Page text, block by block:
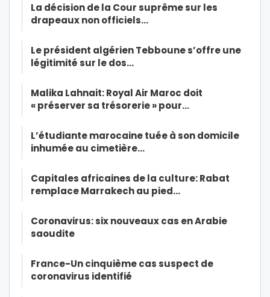
La décision de la Cour suprême sur les
drapeaux non officiels…
Le président algérien Tebboune s’offre une
légitimité sur le dos…
Malika Lahnait: Royal Air Maroc doit
« préserver sa trésorerie » pour…
L’étudiante marocaine tuée à son domicile
inhumée au cimetière…
Capitales africaines de la culture: Rabat
remplace Marrakech au pied…
Coronavirus: six nouveaux cas en Arabie
saoudite
France-Un cinquième cas suspect de
coronavirus identifié